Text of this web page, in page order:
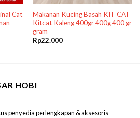
Cat
Makanan Kucing Basah KIT CAT
Kitcat Kaleng 400gr 400g 400 gr
gram
Rp22.000
HOBI
penyedia perlengkapan & aksesoris